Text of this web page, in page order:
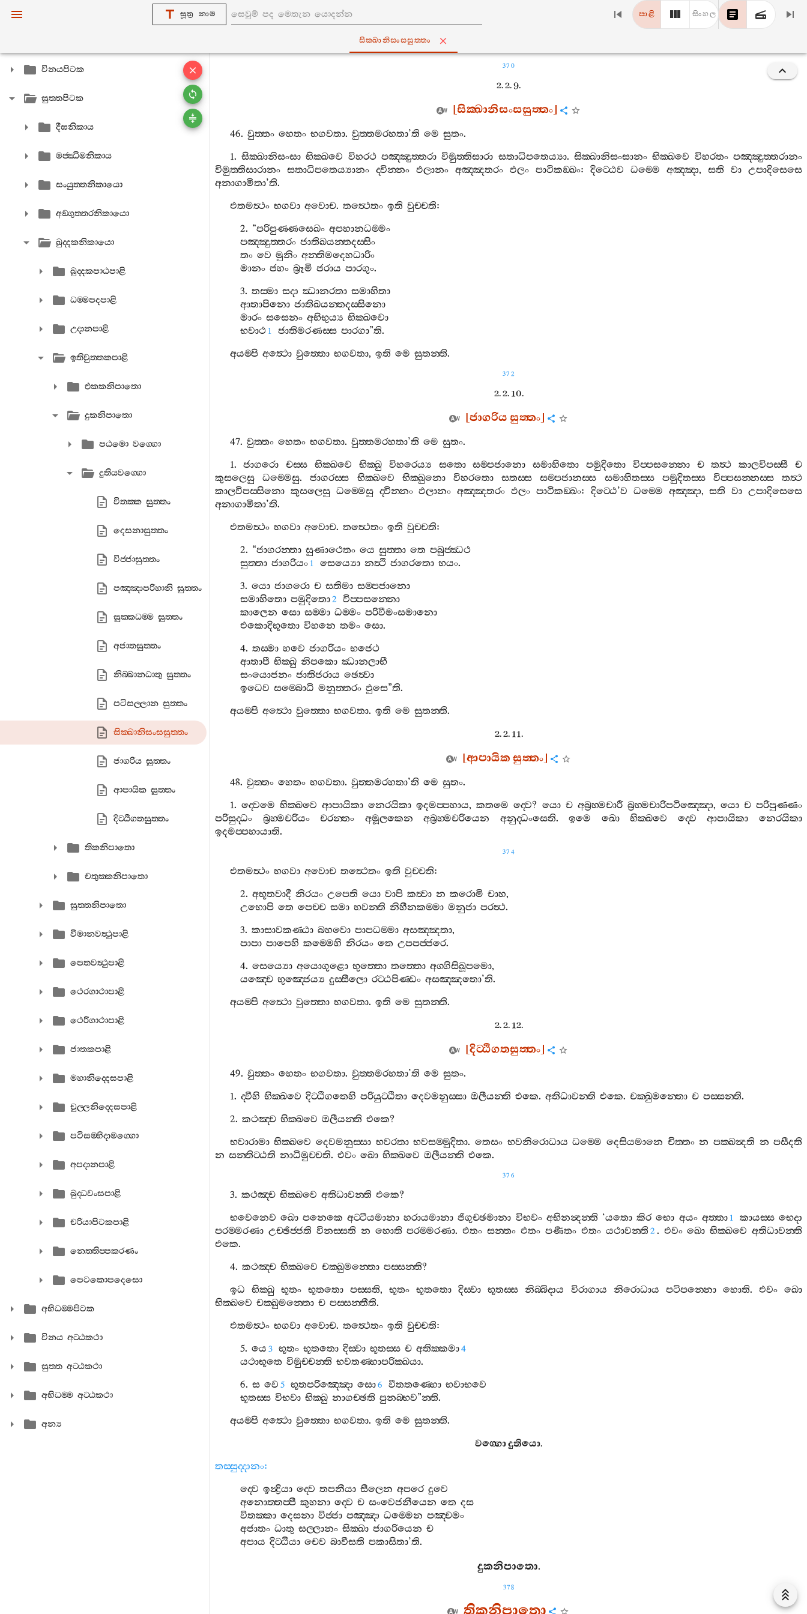
සූත්‍ර නාම පාළි සිංහල
සික‍්ඛානිසංසසුත‍්තං
විනයපිටක
සුත‍්තපිටක
දීඝනිකාය
මජ‍්ඣිමනිකාය
සංයුත‍්තනිකායො
අඞ‍්ගුත‍්තරනිකායො
ඛුද‍්දකනිකායො
ඛුද‍්දකපාඨපාළි
ධම‍්මපදපාළි
උදානපාළි
ඉතිවුත‍්තකපාළි
එකකනිපාතො
දුකනිපාතො
පඨමො වග‍්ගො
දුතියවග‍්ගො
විතක‍්ක සුත‍්තං
දෙසනාසුත‍්තං
විජ‍්ජාසුත‍්තං
පඤ‍්ඤාපරිහානි සුත‍්තං
සුක‍්කධම‍්ම සුත‍්තං
අජාතසුත‍්තං
නිබ‍්බානධාතු සුත‍්තං
පටිසල‍්ලාන සුත‍්තං
සික‍්ඛානිසංසසුත‍්තං
ජාගරිය සුත‍්තං
ආපායික සුත‍්තං
දිට‍්ඨිගතසුත‍්තං
තිකනිපාතො
චතුක‍්කනිපාතො
සුත‍්තනිපාතො
විමානවත්‍ථුපාළි
පෙතවත්‍ථුපාළි
ථෙරගාථාපාළි
ථෙරීගාථාපාළි
ජාතකපාළි
මහානිද‍්දෙසපාළි
චුල‍්ලනිද‍්දෙසපාළි
පටිසම‍්භිදාමග‍්ගො
අපදානපාළි
බුද‍්ධවංසපාළි
චරියාපිටකපාළි
නෙත‍්තිප‍්පකරණං
පෙටකොපදෙසො
අභිධම‍්මපිටක
විනය අට‍්ඨකථා
සුත‍්ත අට‍්ඨකථා
අභිධම‍්ම අට‍්ඨකථා
අන්‍ය
370
2. 2. 9.
[සික‍්ඛානිසංසසුත‍්තං]
46. වුත‍්තං හෙතං භගවතා. වුත‍්තමරහතා’ති මෙ සුතං.
1. සික‍්ඛානිසංසා භික‍්ඛවෙ විහරථ පඤ‍්ඤුත‍්තරා විමුත‍්තිසාරා සතාධිපතෙය්‍යා.සික‍්ඛානිසංසානං භික‍්ඛවෙ විහරතං පඤ‍්ඤුත‍්තරානං
විමුත‍්තිසාරානං සතාධිපතෙය්‍යානං ද‍්වින‍්නං ඵලානං අඤ‍්ඤතරං ඵලං පාටිකඞ‍්ඛං:දිට‍්ඨෙව ධම‍්මෙ අඤ‍්ඤා,සති වා උපාදිසෙසෙ
අනාගාමිතා’ති.
එතමත්‍ථං භගවා අවොච. තත්‍ථෙතං ඉති වුච‍්චති:
2. “පරිපුණ‍්ණසෙඛං අපහානධම‍්මං
පඤ‍්ඤුත‍්තරං ජාතිඛයන‍්තදස‍්සිං
තං වෙ මුනිං අන‍්තිමදෙහධාරිං
මානං ජහං බ්‍රූමි ජරාය පාරගුං.
3.තස‍්මා සදා ඣානරතා සමාහිතා
ආතාපිනො ජාතිඛයන‍්තදස‍්සිනො
මාරං සසෙනං අභිභුය්‍ය භික‍්ඛවො
භවාථ 1 ජාතිමරණස‍්ස පාරගා”ති.
අයම‍්පි අත්‍ථො වුත‍්තො භගවතා, ඉති මෙ සුතන‍්ති.
372
2. 2. 10.
[ජාගරියසුත‍්තං]
47. වුත‍්තං හෙතං භගවතා. වුත‍්තමරහතා’ති මෙ සුතං.
1.ජාගරො චස‍්ස භික‍්ඛවෙ භික‍්ඛු විහරෙය්‍ය සතො සම‍්පජානො සමාහිතො පමුදිතො විප‍්පසන‍්නො ච තත්‍ථ කාලවිපස‍්සී
ච
කුසලෙසු
ධම‍්මෙසු.ජාගරස‍්ස භික‍්ඛවෙ භික‍්ඛුනො විහරතො සතස‍්ස සම‍්පජානස‍්ස සමාහිතස‍්ස පමුදිතස‍්ස විප‍්පසන‍්නස‍්ස
තත්‍ථ
කාලවිපස‍්සිනො කුසලෙසු ධම‍්මෙසු ද‍්වින‍්නං ඵලානං අඤ‍්ඤතරං ඵලං පාටිකඞ‍්ඛං: දිට‍්ඨෙ’ව ධම‍්මෙ අඤ‍්ඤා,සති වා උපාදිසෙසෙ
අනාගාමිතා’ති.
එතමත්‍ථං භගවා අවොච. තත්‍ථෙතං ඉති වුච‍්චති:
2. “ජාගරන‍්තා සුණාථෙතං යෙ සුත‍්තා තෙ පබුජ‍්ඣථ
සුත‍්තා ජාගරියං 1 සෙය්‍යො නත්‍ථි ජාගරතො භයං.
3.යො ජාගරො ච සතිමා සම‍්පජානො
සමාහිතො පමුදිතො2
විප‍්පසන‍්නො
කාලෙන සො සම‍්මා ධම‍්මං පරිවීමංසමානො
එකොදිභූතො විහනෙ තමං සො.
4.තස‍්මා හවෙ ජාගරියං භජෙථ
ආතාපී භික‍්ඛු නිපකො ඣානලාභී
සංයොජනං ජාතිජරාය ඡෙත්‍වා
ඉධෙව සම‍්බොධි මනුත‍්තරං ඵුසෙ”ති.
අයම‍්පි අත්‍ථො වුත‍්තො භගවතා. ඉති මෙ සුතන‍්ති.
2. 2. 11.
[ආපායිකසුත‍්තං]
48. වුත‍්තං හෙතං භගවතා. වුත‍්තමරහතා’ති මෙ සුතං.
1. ද‍්වෙමෙ භික‍්ඛවෙ ආපායිකා නෙරයිකා ඉදමප‍්පහාය,කතමෙ ද‍්වෙ? යො ච අබ්‍රහ‍්මචාරී බ්‍රහ‍්මචාරිපටිඤ‍්ඤො, යො ච පරිපුණ‍්ණං
පරිසුද‍්ධං
බ්‍රහ‍්මචරියං චරන‍්තං අමූලකෙන අබ්‍රහ‍්මචරියෙන අනුද‍්ධංසෙති.ඉමෙ ඛො භික‍්ඛවෙ ද‍්වෙ ආපායිකා
නෙරයිකා
ඉදමප‍්පහායාති.
374
එතමත්‍ථං භගවා අවොච තත්‍ථෙතං ඉති වුච‍්චති:
2.අභූතවාදී නිරයං උපෙති යො වාපි කත්‍වා න කරොමි චාහ,
උභොපි තෙ පෙච‍්ච සමා භවන‍්ති නිහීනකම‍්මා මනුජා පරත්‍ථ.
3.කාසාවකණ‍්ඨා බහවො පාපධම‍්මා අසඤ‍්ඤතා,
පාපා පාපෙහි කම‍්මෙහි නිරයං තෙ උපපජ‍්ජරෙ.
4.සෙය්‍යො අයොගුළො භුත‍්තො තත‍්තො අග‍්ගිසිඛූපමො,
යඤ‍්චෙ භුඤ‍්ජෙය්‍ය දුස‍්සීලො රට‍්ඨපිණ‍්ඩං අසඤ‍්ඤතො’ති.
අයම‍්පි අත්‍ථො වුත‍්තො භගවතා. ඉති මෙ සුතන‍්ති.
2. 2. 12.
[දිට‍්ඨිගතසුත‍්තං]
49. වුත‍්තං හෙතං භගවතා. වුත‍්තමරහතා’ති මෙ සුතං.
1. ද‍්වීහි භික‍්ඛවෙ දිට‍්ඨිගතෙහි පරියුට‍්ඨිතා දෙවමනුස‍්සා ඔලීයන‍්ති එකෙ. අතිධාවන‍්ති එකෙ. චක‍්ඛුමන‍්තො ච පස‍්සන‍්ති.
2. කථඤ‍්ච භික‍්ඛවෙ ඔලීයන‍්ති එකෙ?
භවාරාමා භික‍්ඛවෙ දෙවමනුස‍්සා භවරතා භවසම‍්මුදිතා. තෙසං භවනිරොධාය ධම‍්මෙ දෙසියමානෙ චිත‍්තං න පක‍්ඛන්‍දති න පසීදති
න සන‍්තිට‍්ඨති නාධිමුච‍්චති. එවං ඛො භික‍්ඛවෙ ඔලීයන‍්ති එකෙ.
376
3. කථඤ‍්ච භික‍්ඛවෙ අතිධාවන‍්ති එකෙ?
භවෙනෙව ඛො පනෙකෙ අට‍්ටීයමානා හරායමානා ජිගුච‍්ඡමානා විභවං අභිනන්‍දන‍්ති ‘යතො කිර භො අයං අත‍්තා 1 කායස‍්ස භෙදා
පරම‍්මරණා උච‍්ඡිජ‍්ජති විනස‍්සති න හොති පරම‍්මරණා.එතං සන‍්තං එතං පණීතං එතං යථාවන‍්ති 2 . එවං ඛො භික‍්ඛවෙ අතිධාවන‍්ති
එකෙ.
4. කථඤ‍්ච භික‍්ඛවෙ චක‍්ඛුමන‍්තො පස‍්සන‍්ති?
ඉධ
භික‍්ඛු භූතං භූතතො පස‍්සති,භූතං භූතතො දිස‍්වා භූතස‍්ස නිබ‍්බිදාය විරාගාය නිරොධාය පටිපන‍්නො හොති. එවං ඛො
භික‍්ඛවෙ චක‍්ඛුමන‍්තො ච පස‍්සන‍්තීති.
එතමත්‍ථං භගවා අවොච. තත්‍ථෙතං ඉති වුච‍්චති:
5.යෙ 3 භූතං භූතතො දිස‍්වා භූතස‍්ස ච අතික‍්කමා4
යථාභූතෙ විමුච‍්චන‍්ති භවතණ‍්හාපරික‍්ඛයා.
6.ස වෙ 5 භූතපරිඤ‍්ඤො සො6 වීතතණ‍්හො භවාභවෙ
භූතස‍්ස විභවා භික‍්ඛු නාගච‍්ඡති පුනබ‍්භව”න‍්ති.
අයම‍්පි අත්‍ථො වුත‍්තො භගවතා. ඉති මෙ සුතන‍්ති.
වග‍්ගොදුතියො.
තස‍්සුද‍්දානං:
ද‍්වෙ ඉන්‍ද්‍රියා ද‍්වෙ තපනීයා සීලෙන අපරෙ දුවෙ
අනොත‍්තප‍්පී කුහනා ද‍්වෙ ච සංවෙජනීයෙන තෙ දස
විතක‍්කා දෙසනා විජ‍්ජා පඤ‍්ඤා ධම‍්මෙන පඤ‍්චමං
අජාතං ධාතු සල‍්ලානං සික‍්ඛා ජාගරියෙන ච
අපාය දිට‍්ඨියා චෙව බාවීසති පකාසිතා’ති.
දුකනිපාතො.
378